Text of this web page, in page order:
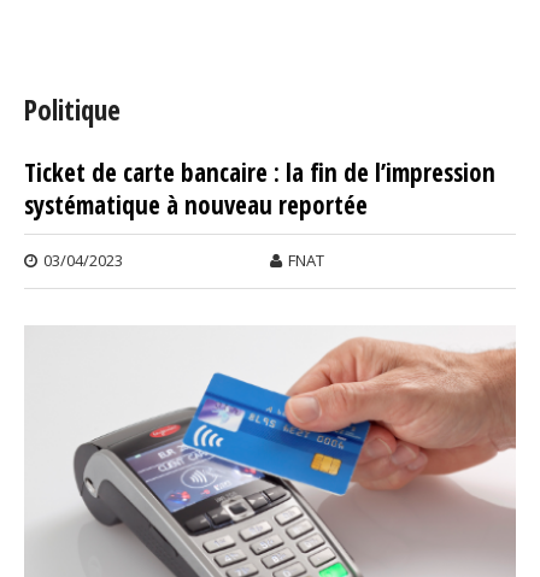
Politique
Ticket de carte bancaire : la fin de l’impression
systématique à nouveau reportée
03/04/2023 FNAT
Pages